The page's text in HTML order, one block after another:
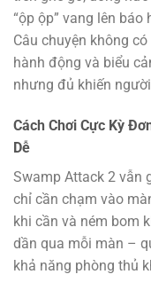
“ộp ộp” vang lên
Câu chuyện không
hành động và biểu
nhưng đủ khiến
Cách Chơi Cực Kỳ
Dễ
Swamp Attack 2 vẫn
chỉ cần chạm vào
khi cần và ném bom
dần qua mỗi màn –
khả năng phòng thủ